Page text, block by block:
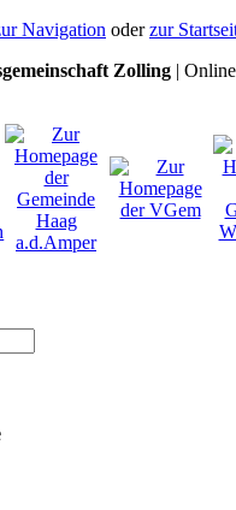
Navigation oderzur
Zolling |